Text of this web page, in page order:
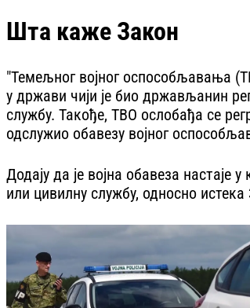
Шта каже Закон
"Темељног војног оспособљавања
у држави чији је био држављанин
службу. Такође, ТВО ослобађа се
одслужио обавезу војног
Додају да је војна обавеза
или цивилну службу, односно